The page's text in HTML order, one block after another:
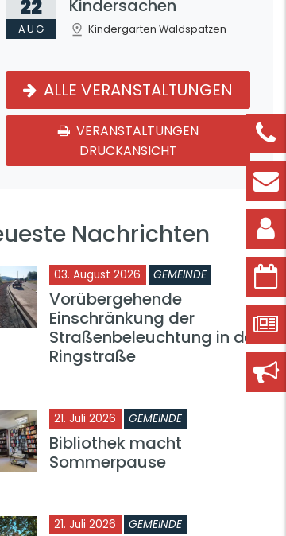
22
AUG
Kindersachen
Kindergarten Waldspatzen
ALLE VERANSTALTUNGEN
VERANSTALTUNGEN
DRUCKANSICHT
Nachrichten
03. August 2026 GEMEINDE
Vorübergehende
Einschränkung der
Straßenbeleuchtung in der
Ringstraße
21. Juli 2026 GEMEINDE
Bibliothek macht
Sommerpause
21. Juli 2026 GEMEINDE